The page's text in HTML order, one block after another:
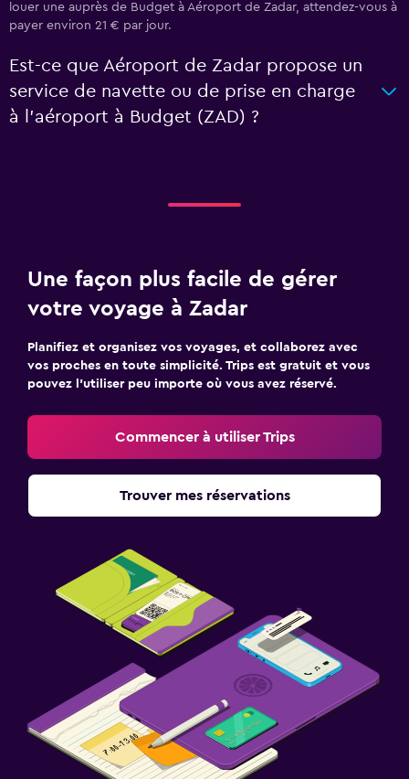
louer une auprès de Budget à Aéroport de Zadar, attendez-vous à
payer environ 21 € par jour.
Est-ce que Aéroport de Zadar propose un
service de navette ou de prise en charge
à l’aéroport à Budget (ZAD) ?
Une façon plus facile de gérer
votre voyage à Zadar
Planifiez et organisez vos voyages, et collaborez avec
vos proches en toute simplicité. Trips est gratuit et vous
pouvez l’utiliser peu importe où vous avez réservé.
Commencer à utiliser Trips
Trouver mes réservations